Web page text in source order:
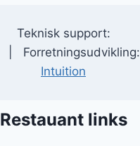
Teknisk support:
| Forretningsudvikling:
Intuition
Restauant links